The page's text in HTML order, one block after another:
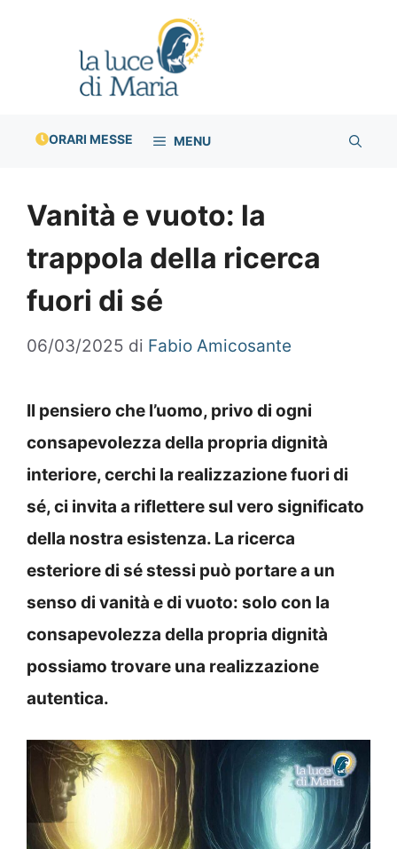
ORARI MESSE MENU
Vanità e vuoto: la
trappola della ricerca
fuori di sé
06/03/2025 di Fabio Amicosante
Il pensiero che l’uomo, privo di ogni
consapevolezza della propria dignità
interiore, cerchi la realizzazione fuori di
sé, ci invita a riflettere sul vero significato
della nostra esistenza. La ricerca
esteriore di sé stessi può portare a un
senso di vanità e di vuoto: solo con la
consapevolezza della propria dignità
possiamo trovare una realizzazione
autentica.